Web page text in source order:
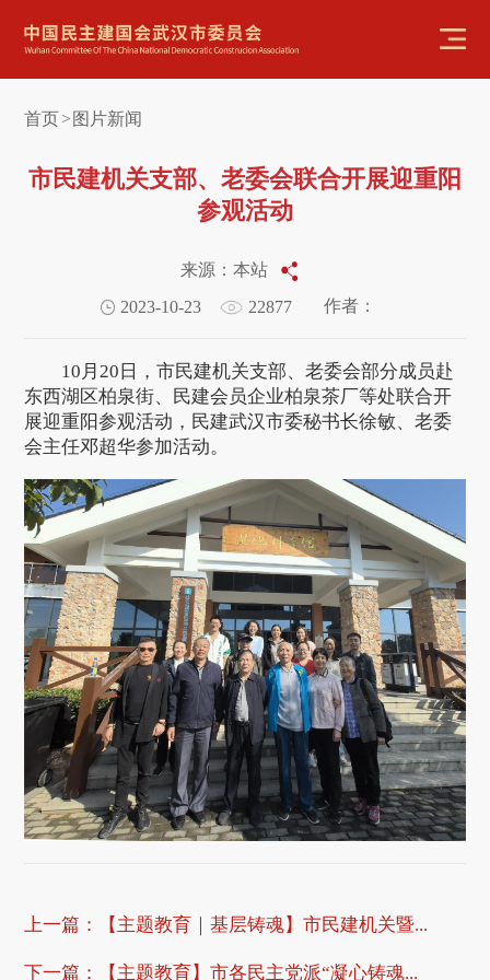
首页> 图片新闻
市民建机关支部、老委会联合开展迎重阳
参观活动
来源：本站
2023-10-23
22877 作者：
10月20日，市民建机关支部、老委会部分成员赴
东西湖区柏泉街、民建会员企业柏泉茶厂等处联合开
展迎重阳参观活动，民建武汉市委秘书长徐敏、老委
会主任邓超华参加活动。
上一篇： 【主题教育｜基层铸魂】市民建机关暨...
下一篇： 【主题教育】市各民主党派“凝心铸魂...